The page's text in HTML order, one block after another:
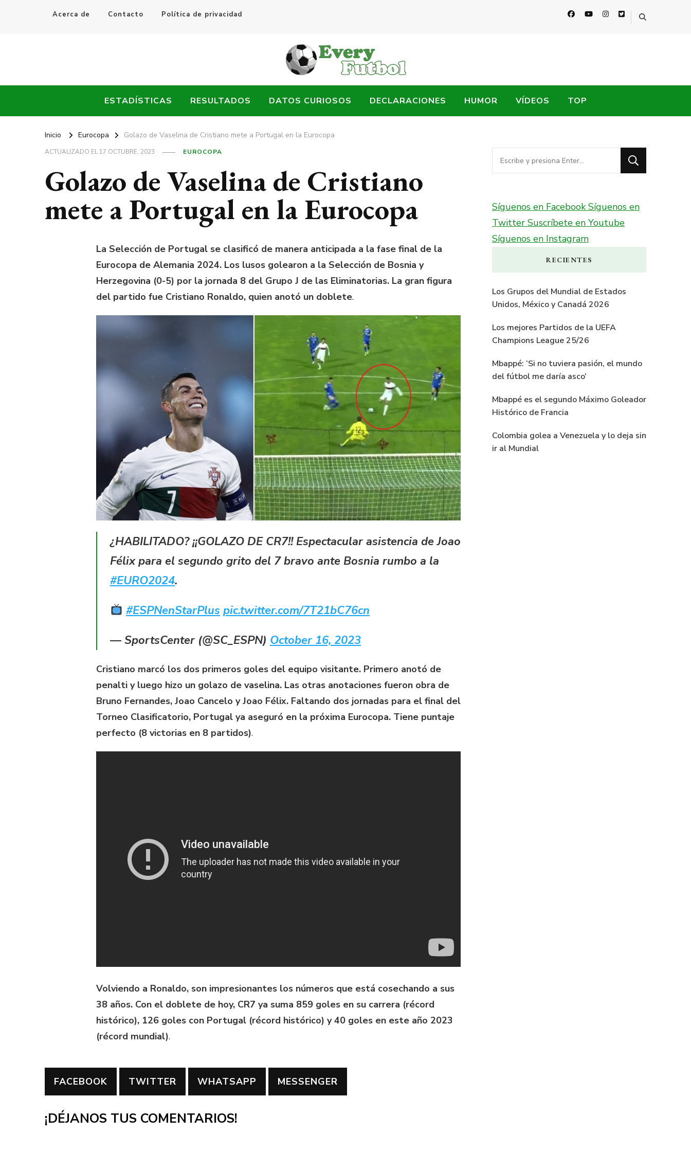
Acerca de Contacto Política de privacidad
Every Fútbol
ESTADÍSTICAS RESULTADOS DATOS CURIOSOS DECLARACIONES HUMOR VÍDEOS TOP
Inicio Eurocopa Golazo de Vaselina de Cristiano mete a Portugal en la Eurocopa
ACTUALIZADO EL17 OCTUBRE, 2023 EUROCOPA
Golazo de Vaselina de Cristiano
mete a Portugal en la Eurocopa
La Selección de Portugal se clasificó de manera anticipada a la fase final de la
Eurocopa de Alemania 2024. Los lusos golearon a la Selección de Bosnia y
Herzegovina (0-5) por la jornada 8 del Grupo J de las Eliminatorias. La gran figura
del partido fue Cristiano Ronaldo, quien anotó un doblete.
¿HABILITADO? ¡¡GOLAZO DE CR7!! Espectacular asistencia de Joao
Félix para el segundo grito del 7 bravo ante Bosnia rumbo a la
#EURO2024.
#ESPNenStarPlus pic.twitter.com/7T21bC76cn
— SportsCenter (@SC_ESPN) October 16, 2023
Cristiano marcó los dos primeros goles del equipo visitante. Primero anotó de
penalti y luego hizo un golazo de vaselina. Las otras anotaciones fueron obra de
Bruno Fernandes, Joao Cancelo y Joao Félix. Faltando dos jornadas para el final del
Torneo Clasificatorio, Portugal ya aseguró en la próxima Eurocopa. Tiene puntaje
perfecto (8 victorias en 8 partidos).
Volviendo a Ronaldo, son impresionantes los números que está cosechando a sus
38 años. Con el doblete de hoy, CR7 ya suma 859 goles en su carrera (récord
histórico), 126 goles con Portugal (récord histórico) y 40 goles en este año 2023
(récord mundial).
FACEBOOK TWITTER WHATSAPP MESSENGER
¡DÉJANOS TUS COMENTARIOS!
¿Buscas
algo?
Síguenos en FacebookSíguenos en
Twitter Suscríbete en Youtube
Síguenos en Instagram
RECIENTES
Los Grupos del Mundial de Estados
Unidos, México y Canadá 2026
Los mejores Partidos de la UEFA
Champions League 25/26
Mbappé: ‘Si no tuviera pasión, el mundo
del fútbol me daría asco’
Mbappé es el segundo Máximo Goleador
Histórico de Francia
Colombia golea a Venezuela y lo deja sin
ir al Mundial